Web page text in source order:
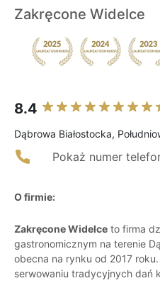
Zakręcone Widelce
8.4
Dąbrowa Białostocka,
Pokaż numer
O firmie:
Zakręcone Widelce to firma
gastronomicznym na terenie
obecna na rynku od 2017
serwowaniu tradycyjnych dań